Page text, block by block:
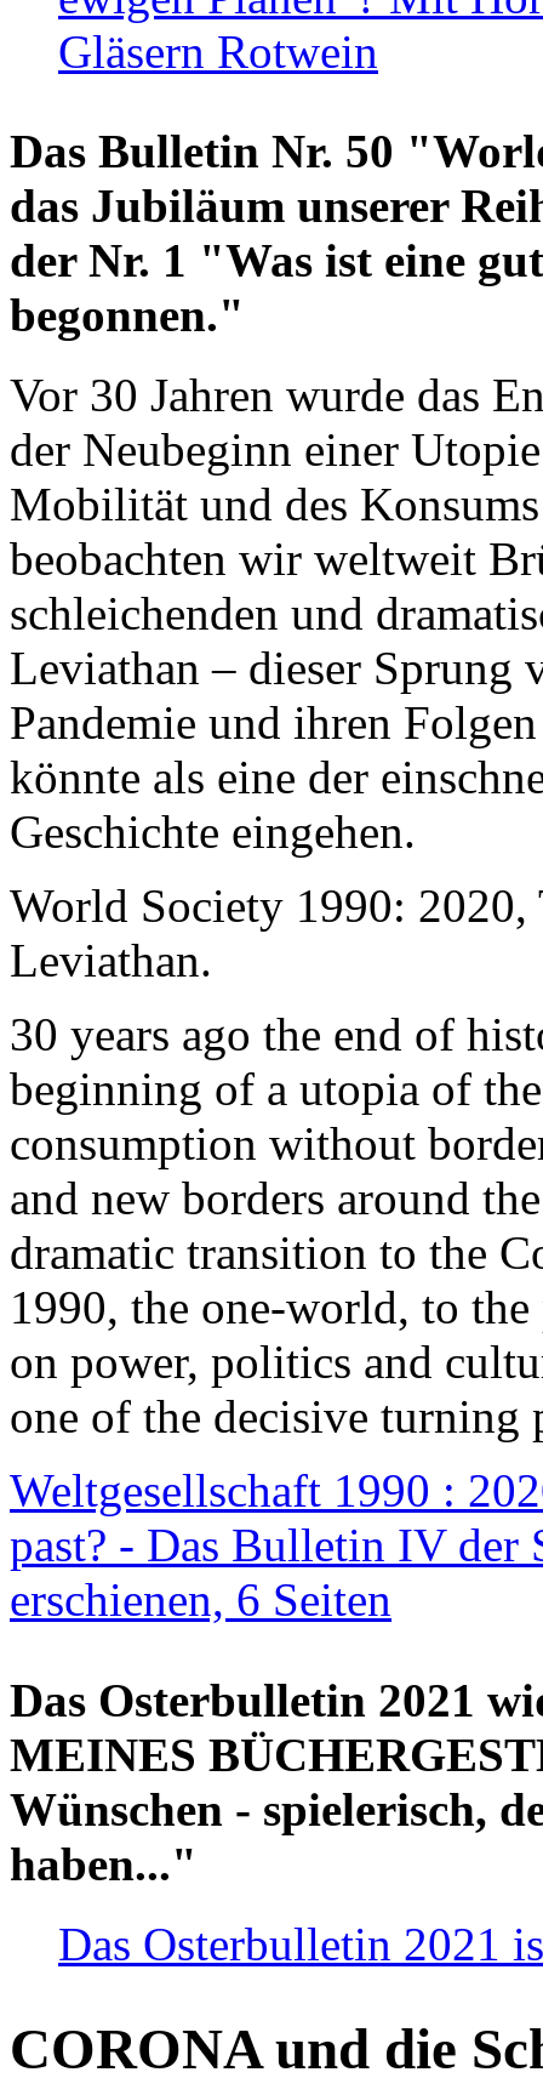
Gläsern Rotwein
Das Bulletin Nr. 50
das Jubiläum unserer
der Nr. 1 "Was ist eine
begonnen."
Vor 30 Jahren wurde das
der Neubeginn einer
Mobilität und des
beobachten wir weltweit
schleichenden und
Leviathan – dieser Sprung
Pandemie und ihren
könnte als eine der
Geschichte eingehen.
World Society 1990: 2020,
Leviathan.
30 years ago the end of
beginning of a utopia of
consumption without
and new borders around
dramatic transition to the
1990, the one-world, to the
on power, politics and
one of the decisive turning
Weltgesellschaft 1990 :
past? - Das Bulletin IV der
erschienen, 6 Seiten
Das Osterbulletin 2021
MEINES
Wünschen - spielerisch,
haben..."
Das Osterbulletin 2021
CORONA und die